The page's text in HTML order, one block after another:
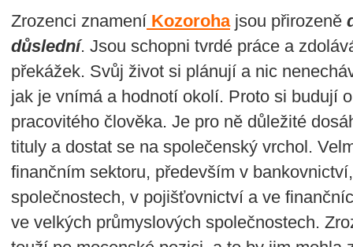
Zrozenci znamení Kozorohajsou přirozeně
důslední. Jsou schopni tvrdé práce a
překážek. Svůj život si plánují a nic
jak je vnímá a hodnotí okolí. Proto si budují
pracovitého člověka. Je pro ně důležité
tituly a dostat se na společenský vrchol.
finančním sektoru, především v
společnostech, v pojišťovnictví a ve
ve velkých průmyslových společnostech.